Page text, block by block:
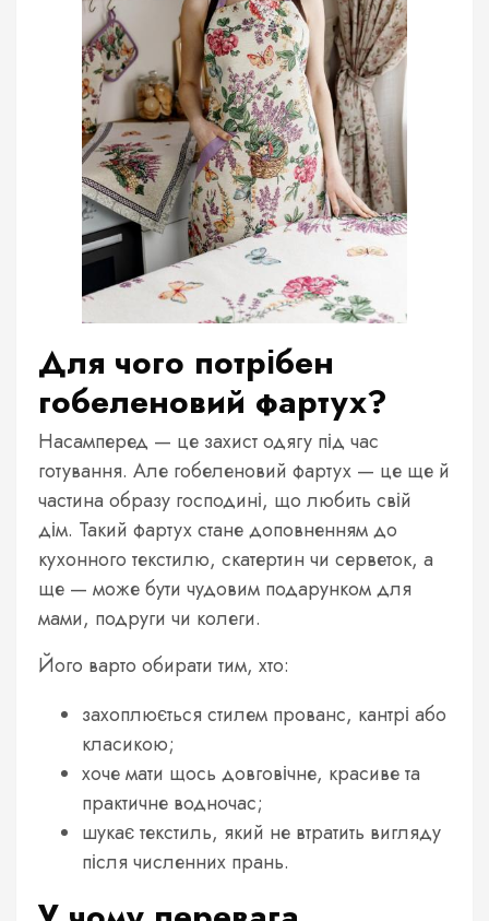
Для чого потрібен
гобеленовий фартух?
Насамперед — це захист одягу під час
готування. Але гобеленовий фартух — це ще й
частина образу господині, що любить свій
дім. Такий фартух стане доповненням до
кухонного текстилю, скатертин чи серветок, а
ще — може бути чудовим подарунком для
мами, подруги чи колеги.
Його варто обирати тим, хто:
захоплюється стилем прованс, кантрі або
класикою;
хоче мати щось довговічне, красиве та
практичне водночас;
шукає текстиль, який не втратить вигляду
після численних прань.